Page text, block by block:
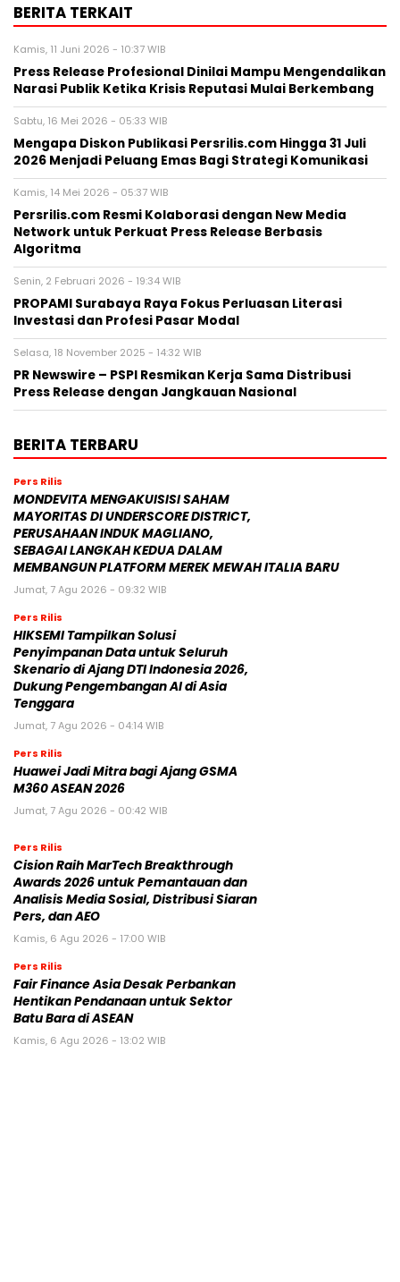
BERITA TERKAIT
Kamis, 11 Juni 2026 - 10:37 WIB
Press Release Profesional Dinilai Mampu Mengendalikan
Narasi Publik Ketika Krisis Reputasi Mulai Berkembang
Sabtu, 16 Mei 2026 - 05:33 WIB
Mengapa Diskon Publikasi Persrilis.com Hingga 31 Juli
2026 Menjadi Peluang Emas Bagi Strategi Komunikasi
Kamis, 14 Mei 2026 - 05:37 WIB
Persrilis.com Resmi Kolaborasi dengan New Media
Network untuk Perkuat Press Release Berbasis
Algoritma
Senin, 2 Februari 2026 - 19:34 WIB
PROPAMI Surabaya Raya Fokus Perluasan Literasi
Investasi dan Profesi Pasar Modal
Selasa, 18 November 2025 - 14:32 WIB
PR Newswire – PSPI Resmikan Kerja Sama Distribusi
Press Release dengan Jangkauan Nasional
BERITA TERBARU
Pers Rilis
MONDEVITA MENGAKUISISI SAHAM
MAYORITAS DI UNDERSCORE DISTRICT,
PERUSAHAAN INDUK MAGLIANO,
SEBAGAI LANGKAH KEDUA DALAM
MEMBANGUN PLATFORM MEREK MEWAH ITALIA BARU
Jumat, 7 Agu 2026 - 09:32 WIB
Pers Rilis
HIKSEMI Tampilkan Solusi
Penyimpanan Data untuk Seluruh
Skenario di Ajang DTI Indonesia 2026,
Dukung Pengembangan AI di Asia
Tenggara
Jumat, 7 Agu 2026 - 04:14 WIB
Pers Rilis
Huawei Jadi Mitra bagi Ajang GSMA
M360 ASEAN 2026
Jumat, 7 Agu 2026 - 00:42 WIB
Pers Rilis
Cision Raih MarTech Breakthrough
Awards 2026 untuk Pemantauan dan
Analisis Media Sosial, Distribusi Siaran
Pers, dan AEO
Kamis, 6 Agu 2026 - 17:00 WIB
Pers Rilis
Fair Finance Asia Desak Perbankan
Hentikan Pendanaan untuk Sektor
Batu Bara di ASEAN
Kamis, 6 Agu 2026 - 13:02 WIB